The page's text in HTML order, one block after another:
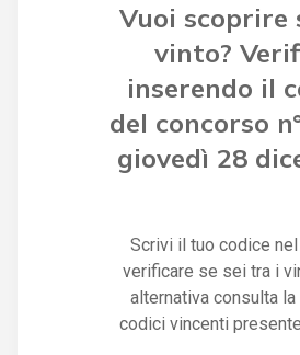
Vuoi scoprire
vinto?
inserendo il
del concorso
giovedì 28
Scrivi il tuo codice
verificare se sei tra i
alternativa consulta
codici vincenti